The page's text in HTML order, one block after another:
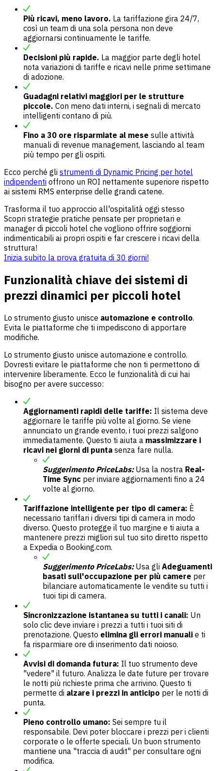
Più ricavi, meno lavoro. La tariffazione gira 24/7,
così un team di una sola persona non deve
aggiornarsi continuamente le tariffe.
Decisioni più rapide. La maggior parte degli hotel
nota variazioni di tariffe e ricavi nelle prime settimane
di adozione.
Guadagni relativi maggiori per le strutture
piccole. Con meno dati interni, i segnali di mercato
intelligenti contano di più.
Fino a 30 ore risparmiate al mese sulle attività
manuali di revenue management, lasciando al team
più tempo per gli ospiti.
Ecco perché gli strumenti di Dynamic Pricing per hotel
indipendenti offrono un ROI nettamente superiore rispetto
ai sistemi RMS enterprise delle grandi catene.
Trasforma il tuo approccio all'ospitalità oggi stesso
Scopri strategie pratiche pensate per proprietari e
manager di piccoli hotel che vogliono offrire soggiorni
indimenticabili ai propri ospiti e far crescere i ricavi della
struttura!
Inizia subito la prova gratuita di 30 giorni!
Funzionalità chiave dei sistemi di
prezzi dinamici per piccoli hotel
Lo strumento giusto unisce automazione e controllo.
Evita le piattaforme che ti impediscono di apportare
modifiche.
Lo strumento giusto unisce automazione e controllo.
Dovresti evitare le piattaforme che non ti permettono di
intervenire liberamente. Ecco le funzionalità di cui hai
bisogno per avere successo:
Aggiornamenti rapidi delle tariffe: Il sistema deve
aggiornare le tariffe più volte al giorno. Se viene
annunciato un grande evento, i tuoi prezzi salgono
immediatamente. Questo ti aiuta a massimizzare i
ricavi nei giorni di punta senza fare nulla.
Suggerimento PriceLabs: Usa la nostra Real-
Time Sync per inviare aggiornamenti fino a 24
volte al giorno.
Tariffazione intelligente per tipo di camera: È
necessario tariffari i diversi tipi di camera in modo
diverso. Questo protegge il tuo margine e ti aiuta a
mantenere prezzi migliori sul tuo sito diretto rispetto
a Expedia o Booking.com.
Suggerimento PriceLabs:Usa gli Adeguamenti
basati sull'occupazione per più camere per
bilanciare automaticamente le vendite su tutti i
tuoi tipi di camera.
Sincronizzazione istantanea su tutti i canali: Un
solo clic deve inviare i prezzi a tutti i tuoi siti di
prenotazione. Questo elimina gli errori manuali e ti
fa risparmiare ore di inserimento dati noioso.
Avvisi di domanda futura: Il tuo strumento deve
"vedere" il futuro. Analizza le date future per trovare
le notti più richieste prima che arrivino. Questo ti
permette di alzare i prezzi in anticipo per le notti di
punta.
Pieno controllo umano: Sei sempre tu il
responsabile. Devi poter bloccare i prezzi per i clienti
corporate o le offerte speciali. Un buon strumento
mantiene una "traccia di audit" per consultare ogni
modifica.